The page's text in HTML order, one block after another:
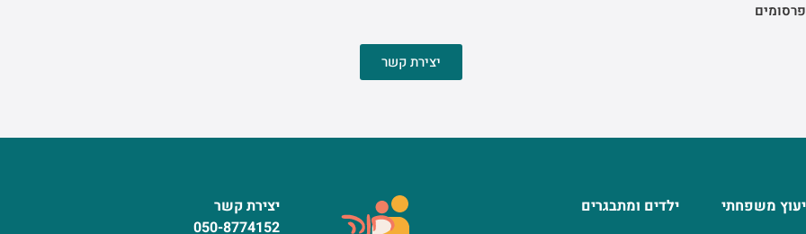
יצירת קשר
משפחתי ילדים ומתבגרים
יצירת קשר
050-8774152